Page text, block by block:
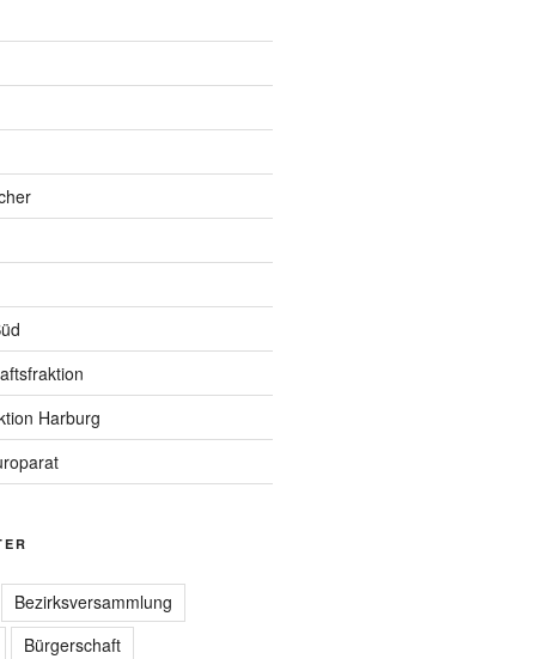
Harburg
Bezirksversammlung
Bürgerschaft